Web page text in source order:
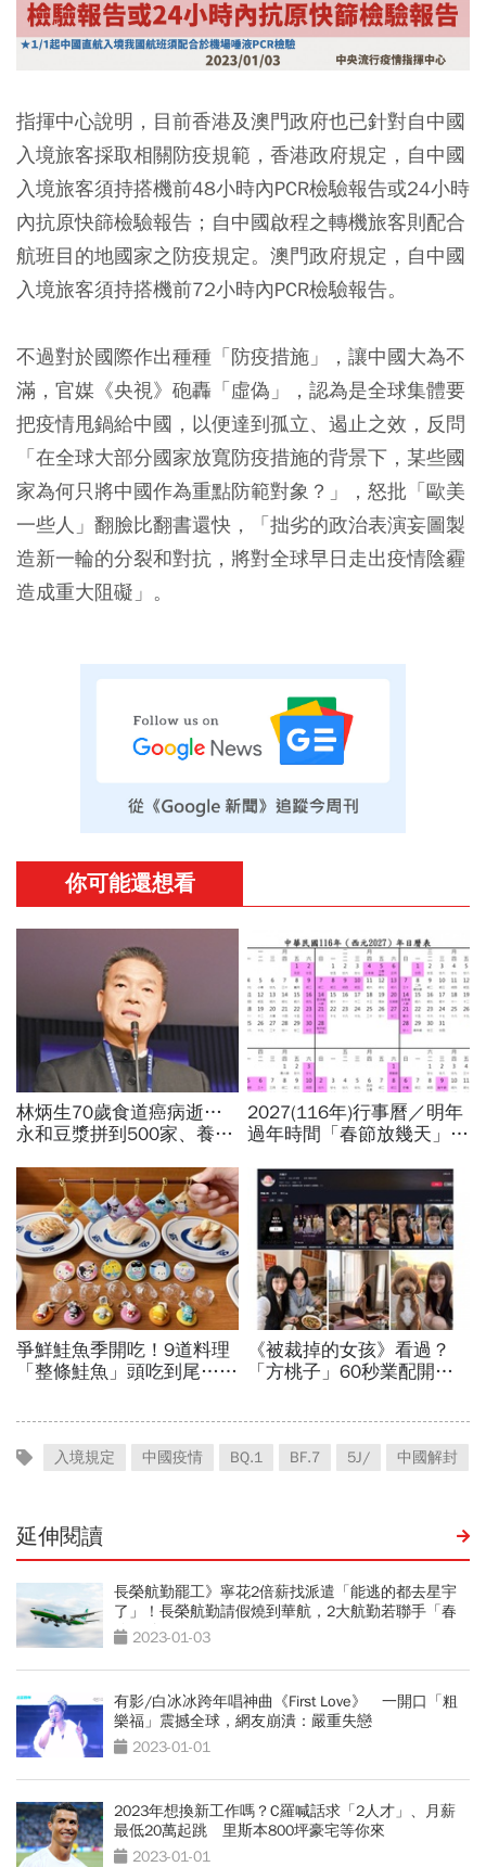
指揮中心說明，目前香港及澳門政府也已針對自中國
入境旅客採取相關防疫規範，香港政府規定，自中國
入境旅客須持搭機前48小時內PCR檢驗報告或24小時
內抗原快篩檢驗報告；自中國啟程之轉機旅客則配合
航班目的地國家之防疫規定。澳門政府規定，自中國
入境旅客須持搭機前72小時內PCR檢驗報告。
不過對於國際作出種種「防疫措施」，讓中國大為不
滿，官媒《央視》砲轟「虛偽」，認為是全球集體要
把疫情甩鍋給中國，以便達到孤立、遏止之效，反問
「在全球大部分國家放寬防疫措施的背景下，某些國
家為何只將中國作為重點防範對象？」，怒批「歐美
一些人」翻臉比翻書還快，「拙劣的政治表演妄圖製
造新一輪的分裂和對抗，將對全球早日走出疫情陰霾
造成重大阻礙」。
入境規定 中國疫情 BQ.1 BF.7 5J/ 中國解封
延伸閱讀
長榮航勤罷工》寧花2倍薪找派遣「能逃的都去星宇
了」！長榮航勤請假燒到華航，2大航勤若聯手「春
節不妙了」
2023-01-03
有影/白冰冰跨年唱神曲《First Love》 一開口「粗
樂福」震撼全球，網友崩潰：嚴重失戀
2023-01-01
2023年想換新工作嗎？C羅喊話求「2人才」、月薪
最低20萬起跳 里斯本800坪豪宅等你來
2023-01-01